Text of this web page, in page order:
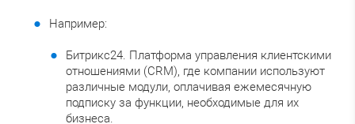
Например:
Битрикс24. Платформа управления клиентскими
отношениями (CRM), где компании используют
различные модули, оплачивая ежемесячную
подписку за функции, необходимые для их
бизнеса.